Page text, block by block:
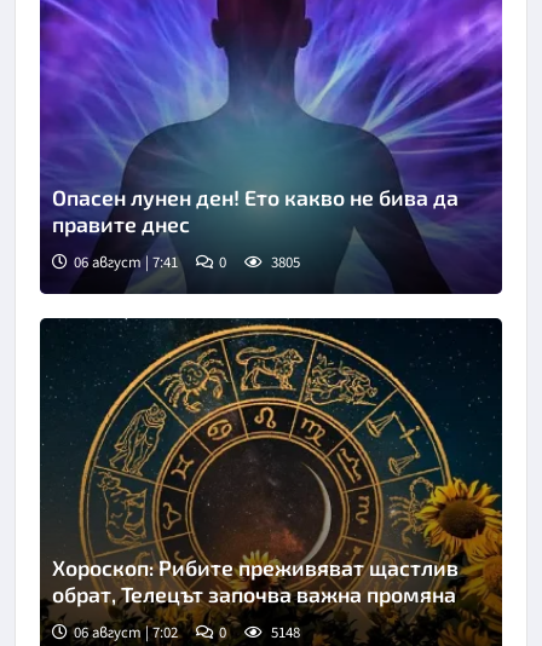
Опасен лунен ден! Ето какво не бива да
правите днес
06 август | 7:41 0 3805
Хороскоп: Рибите преживяват щастлив
обрат, Телецът започва важна промяна
06 август | 7:02 0 5148